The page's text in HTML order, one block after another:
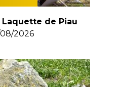
de Piau
2026